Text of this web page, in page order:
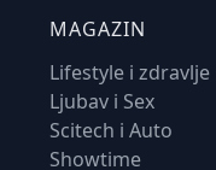
MAGAZIN
Lifestyle i zdravlje
Ljubav i Sex
Scitech i Auto
Showtime